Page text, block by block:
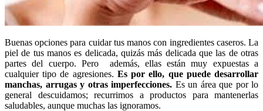
Buenas opciones para cuidar tus manos con ingredientes caseros. La
piel de tus manos es delicada, quizás más delicada que las de otras
partes del cuerpo. Pero además, ellas están muy expuestas a
cualquier tipo de agresiones. Es por ello, que puede desarrollar
manchas, arrugas y otras imperfecciones. Es un área que por lo
general descuidamos; recurrimos a productos para mantenerlas
saludables, aunque muchas las ignoramos.